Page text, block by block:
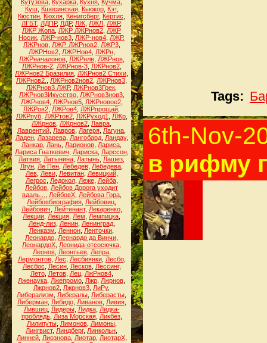
Кутузова Кухарка Кухня Кучма
Куш
Кшесинская, Кьюкор, Кэт,
Кюстин Кюхля Кёнигсберг, Кёртис
ЛГБТ, ЛДПР, ЛДР, ЛЖ ЛЖЛ ЛЖР,
ЛЖР Жопа ЛЖР ЛЖРнов2 ЛЖР
Носик ЛЖР-нов3 ЛЖР-нов4 ЛЖР.
ЛЖРнов, ЛЖР. ЛЖРнов2, ЛЖР3,
ЛЖРНов2, ЛЖРНов4, ЛЖРн,
ЛЖРначалонов, ЛЖРнлв, ЛЖРнов,
ЛЖРнов-2, ЛЖРнов-3, ЛЖРнов2,
ЛЖРнов2 Бразилия ЛЖРнов2 Стихи
ЛЖРнов2.
ЛЖРнов2нов2 ЛЖРнов3
ЛЖРнов3 ЛЖР, ЛЖРнов3Грек
ЛЖРнов3Икусство, ЛЖРнов3нов3,
ЛЖРнов4, ЛЖРнов5, ЛЖРновое2,
ЛЖРов2 ЛЖРов4 ЛЖРпрощай
ЛЖРпуб, ЛЖРтов2, ЛЖРуход1 ЛЖр,
ЛЖрнов ЛЖрнов2 Лавра
Лаврентий Лавров Лагеря Лагуна
Ладен, Лазарева, Лангобард, Ландау,
Ланкар Лань Ларионов Лариса
Лариса Гнаткевич
Лариска, Ларссон,
Латвия Латынина Латынь Лашез
Лгун Ле Пен Лебедев Лебедева
Лев, Леви, Левитан, Левицкий,
Легрос
Ледокол, Леже, Лейба,
Лейбов Лейбов Дорога уходит
вдаль...
ЛейбовХ, Лейбова Гора,
Лейбовбиография Лейбовиц
Лейбович
Лейтенант, Лекаренко,
Лекции Лекция Лем Лемпицка
Ленд-лиз, Ленин, Ленинград,
Ленказм
Леннон Ленточки
Леонардо Леонардо да Винчи
ЛеонардоХ Леонида-отсосючка
Леонов, Леонтьев, Лепра,
Лермонтов, Лес Лесбиянки, Лесбо,
Лесбос
Лесин, Лесков, Лессинг,
Лето, Летов, Лец, ЛжРнов4,
Лженаука Лжепромо Лжр Лжрнов
Лжрнов2 Лжрнов3 ЛиРу,
Либерализм
Либералы Либерасты
Либерман, Либидо, Ливанов, Ливия,
Лившиц, Лидеры, Лидка, Лидка-
проблядь, Лиза Морская, Ликбез,
Лилипуты, Лимонов, Лимоны,
Лингвист, Линдберг, Линкольн
Линней, Лиознова, Лиотар, ЛиотарХ,
Tags:
6th-Nov-
в рифму